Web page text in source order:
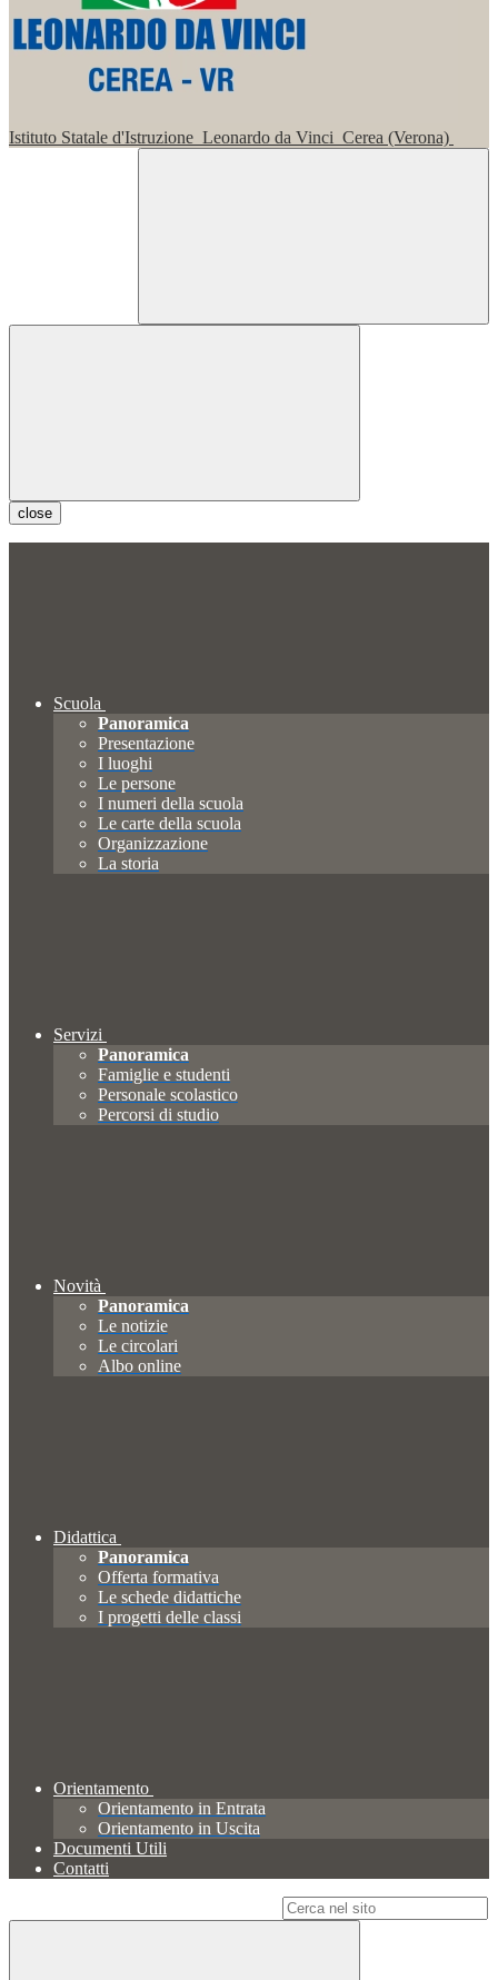
Istituto Statale d'Istruzione Leonardo da Vinci Cerea (Verona)
close
Scuola
Panoramica
Presentazione
I luoghi
Le persone
I numeri della scuola
Le carte della scuola
Organizzazione
La storia
Servizi
Panoramica
Famiglie e studenti
Personale scolastico
Percorsi di studio
Novità
Panoramica
Le notizie
Le circolari
Albo online
Didattica
Panoramica
Offerta formativa
Le schede didattiche
I progetti delle classi
Orientamento
Orientamento in Entrata
Orientamento in Uscita
Documenti Utili
Contatti